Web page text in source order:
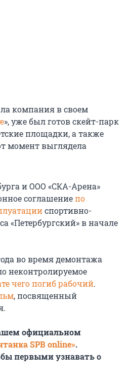
компания в своем
», уже был готов скейт-парк
площадки, а также
момент выглядела
и ООО «СКА-Арена»
соглашениепо
спортивно-
«Петербургский» в начале
во время демонтажа
неконтролируемое
чего погиб рабочий.
, посвященный
официальном
SPB online».
первыми узнавать о